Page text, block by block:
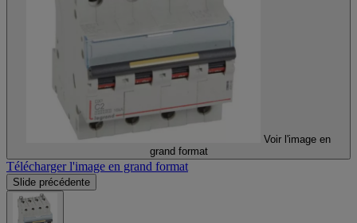
Voir l'image en
grand format
Télécharger l'image en grand format
Slide précédente